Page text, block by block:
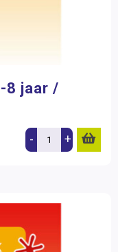
8 jaar /
- +